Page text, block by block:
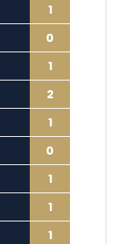
1
0
1
2
1
0
1
1
1